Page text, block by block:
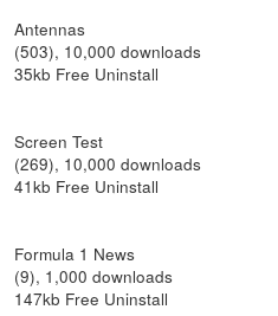
Antennas
(503), 10,000 downloads
35kb Free Uninstall
Screen Test
(269), 10,000 downloads
41kb Free Uninstall
Formula 1 News
(9), 1,000 downloads
147kb Free Uninstall